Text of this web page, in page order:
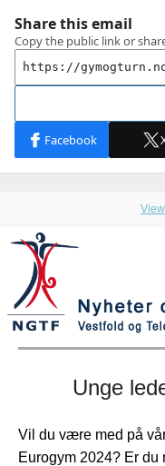
Unge
Vil du være med på
Eurogym 2024? Er du